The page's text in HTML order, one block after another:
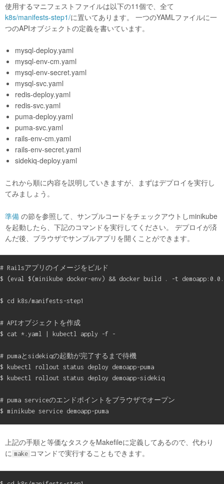
使用するマニフェストファイルは以下の11個で、全て
k8s/manifests-step1/に置いてあります。 一つのYAMLファイルに一
つのAPIオブジェクトの定義を書いています。
mysql-deploy.yaml
mysql-env-cm.yaml
mysql-env-secret.yaml
mysql-svc.yaml
redis-deploy.yaml
redis-svc.yaml
puma-deploy.yaml
puma-svc.yaml
rails-env-cm.yaml
rails-env-secret.yaml
sidekiq-deploy.yaml
これから順に内容を説明していきますが、まずはデプロイを実行し
てみましょう。
準備 の節を参照して、サンプルコードをチェックアウトしminikube
を起動したら、下記のコマンドを実行してください。 デプロイが済
んだ後、ブラウザでサンプルアプリを開くことができます。
# Railsアプリのイメージをビルド
$ (eval $(minikube docker-env) && docker build . -t
$ cd k8s/manifests-step1
# APIオブジェクトを作成
$ cat *.yaml | kubectl apply -f -
# pumaとsidekiqの起動が完了するまで待機
$ kubectl rollout status deploy demoapp-puma
$ kubectl rollout status deploy demoapp-sidekiq
# puma serviceのエンドポイントをブラウザでオープン
上記の手順と等価なタスクをMakefileに定義してあるので、代わり
に make コマンドで実行することもできます。